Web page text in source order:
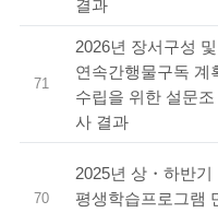
결과
71
2026년 장서구성 및
연속간행물구독 계
수립을 위한 설문조
사 결과
70
2025년 상・하반기
평생학습프로그램